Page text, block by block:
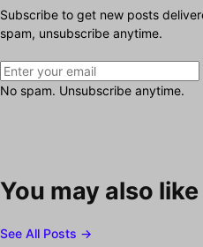
Subscribe to get new posts
spam, unsubscribe anytime.
No spam. Unsubscribe anytime.
You may also like
See All Posts →